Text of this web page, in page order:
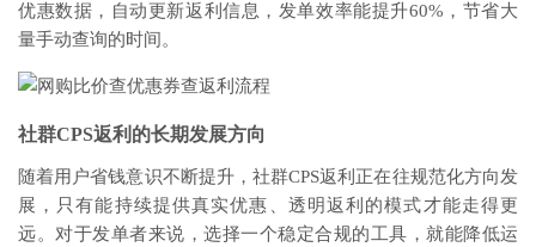
优惠数据，自动更新返利信息，发单效率能提升60%，节省大
量手动查询的时间。
社群CPS返利的长期发展方向
随着用户省钱意识不断提升，社群CPS返利正在往规范化方向发
展，只有能持续提供真实优惠、透明返利的模式才能走得更
远。对于发单者来说，选择一个稳定合规的工具，就能降低运